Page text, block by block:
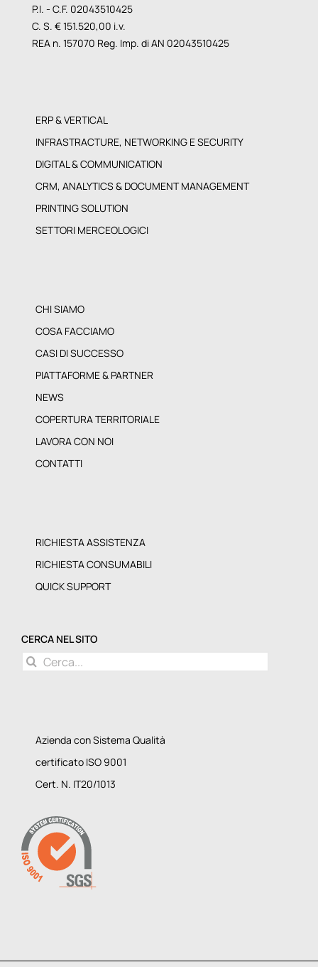
P.I. - C.F. 02043510425
C. S. € 151.520,00 i.v.
REA n. 157070 Reg. Imp. di AN 02043510425
ERP & VERTICAL
INFRASTRACTURE, NETWORKING E SECURITY
DIGITAL & COMMUNICATION
CRM, ANALYTICS & DOCUMENT MANAGEMENT
PRINTING SOLUTION
SETTORI MERCEOLOGICI
CHI SIAMO
COSA FACCIAMO
CASI DI SUCCESSO
PIATTAFORME & PARTNER
NEWS
COPERTURA TERRITORIALE
LAVORA CON NOI
CONTATTI
RICHIESTA ASSISTENZA
RICHIESTA CONSUMABILI
QUICK SUPPORT
CERCA NEL SITO
Cerca
Azienda con Sistema Qualità
certificato ISO 9001
Cert. N. IT20/1013